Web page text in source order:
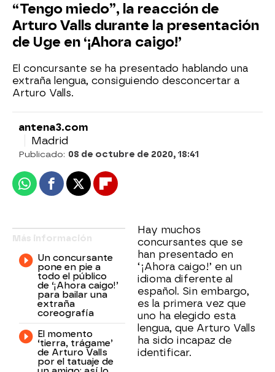
“Tengo miedo”, la reacción de
Arturo Valls durante la presentación
de Uge en ‘¡Ahora caigo!’
El concursante se ha presentado hablando una
extraña lengua, consiguiendo desconcertar a
Arturo Valls.
antena3.com
Madrid
Publicado: 08 de octubre de 2020, 18:41
WhatsappFacebook
X Flipboard
Más información
Un concursante
pone en pie a
todo el público
de ‘¡Ahora caigo!’
para bailar una
extraña
coreografía
El momento
‘tierra, trágame’
de Arturo Valls
por el tatuaje de
Hay muchos
concursantes que se
han presentado en
‘¡Ahora caigo!’ en un
idioma diferente al
español. Sin embargo,
es la primera vez que
uno ha elegido esta
lengua, que Arturo Valls
ha sido incapaz de
identificar.